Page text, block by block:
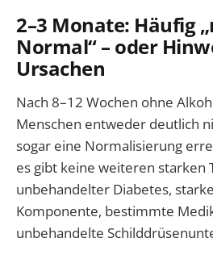
2–3 Monate: Häufig
Normal“ – oder
Ursachen
Nach 8–12 Wochen ohne
Menschen entweder deutlich
sogar eine Normalisierung
es gibt keine weiteren starken
unbehandelter Diabetes,
Komponente, bestimmte
unbehandelte